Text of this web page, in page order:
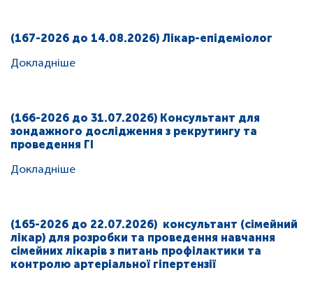
(167-2026 до 14.08.2026) Лікар-епідеміолог
Докладніше
(166-2026 до 31.07.2026) Консультант для
зондажного дослідження з рекрутингу та
проведення ГІ
Докладніше
(165-2026 до 22.07.2026) консультант (сімейний
лікар) для розробки та проведення навчання
сімейних лікарів з питань профілактики та
контролю артеріальної гіпертензії